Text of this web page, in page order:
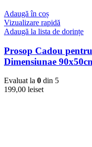
Adaugă în coș
Vizualizare rapidă
Adaugă la lista de dorințe
Prosop Cadou
Dimensiunae
Evaluat la 0 din 5
199,00 leiset